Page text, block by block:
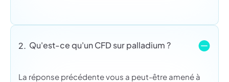
2. Qu'est-ce qu'un CFD sur palladium ?
La réponse précédente vous a peut-être amené à